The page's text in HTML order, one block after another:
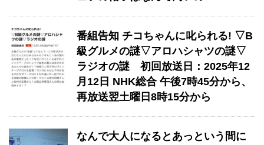
番組告知 チコちゃんに叱られる! ▽B
級グルメの謎▽アロハシャツの謎▽
ラジオの謎 初回放送日：2025年12
月12日 NHK総合 午後7時45分から、
再放送翌土曜日8時15分から
なんで大人になるとあっという間に